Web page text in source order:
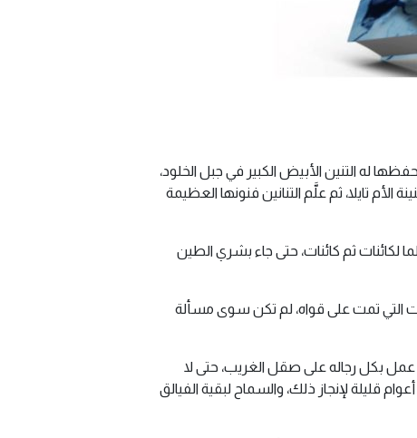
له التنين الأبيض الكبير في جبل الخلود،
تايلا، ثم علَّم التنانين فنونها العظيمة
ثم كائنات، حتى جاء بشري الطين
التي تمت على قواه، لم تكن سوى مسألة
عمل بكل رجاله على صقل الغريب، حتى لا
قليلة لإنجاز ذلك، والسماح لبقية الفيالق